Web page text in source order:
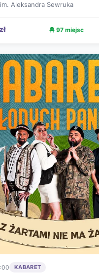
Aleksandra Sewruka
97 miejsc
KABARET